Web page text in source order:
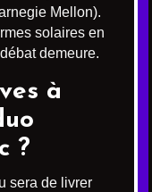
Mellon).
solaires en
demeure.
à
?
sera de livrer